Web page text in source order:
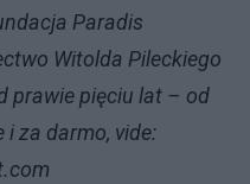
Paradis
Witolda Pileckiego
prawie pięciu lat – od
i za darmo, vide: